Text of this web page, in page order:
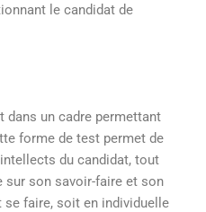
le candidat de
dans un cadre permettant
forme de test permet de
du candidat, tout
sur son savoir-faire et son
se faire, soit en individuelle